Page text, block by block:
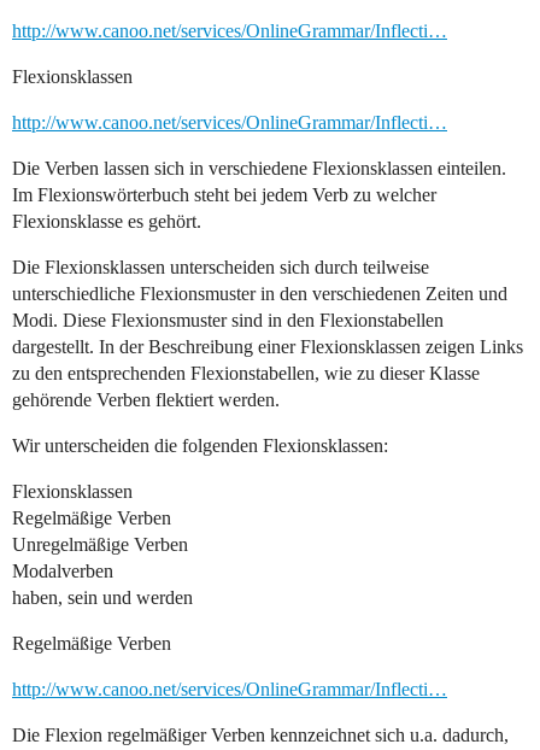
http://www.canoo.net/services/OnlineGrammar/Inflecti…
Flexionsklassen
http://www.canoo.net/services/OnlineGrammar/Inflecti…
Die Verben lassen sich in verschiedene Flexionsklassen einteilen.
Im Flexionswörterbuch steht bei jedem Verb zu welcher
Flexionsklasse es gehört.
Die Flexionsklassen unterscheiden sich durch teilweise
unterschiedliche Flexionsmuster in den verschiedenen Zeiten und
Modi. Diese Flexionsmuster sind in den Flexionstabellen
dargestellt. In der Beschreibung einer Flexionsklassen zeigen Links
zu den entsprechenden Flexionstabellen, wie zu dieser Klasse
gehörende Verben flektiert werden.
Wir unterscheiden die folgenden Flexionsklassen:
Flexionsklassen
Regelmäßige Verben
Unregelmäßige Verben
Modalverben
haben, sein und werden
Regelmäßige Verben
http://www.canoo.net/services/OnlineGrammar/Inflecti…
Die Flexion regelmäßiger Verben kennzeichnet sich u.a. dadurch,